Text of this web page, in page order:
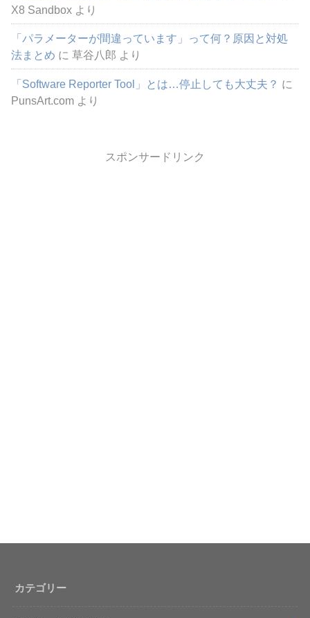
X8 Sandbox より
「パラメーターが間違っています」って何？原因と対処
法まとめ に草谷八郎 より
「Software Reporter Tool」とは…停止しても大丈夫？ に
PunsArt.com より
スポンサードリンク
カテゴリー